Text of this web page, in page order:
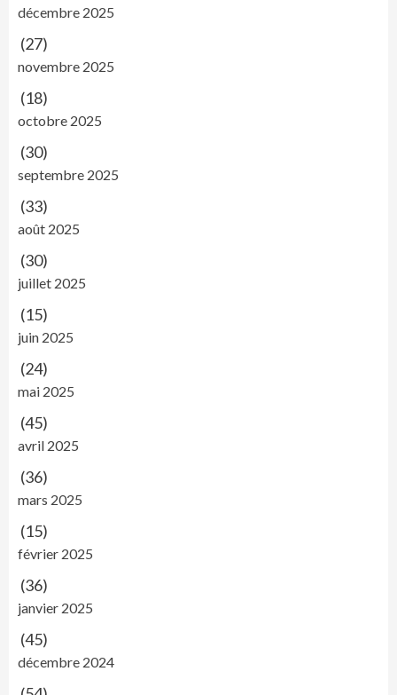
décembre 2025
(27)
novembre 2025
(18)
octobre 2025
(30)
septembre 2025
(33)
août 2025
(30)
juillet 2025
(15)
juin 2025
(24)
mai 2025
(45)
avril 2025
(36)
mars 2025
(15)
février 2025
(36)
janvier 2025
(45)
décembre 2024